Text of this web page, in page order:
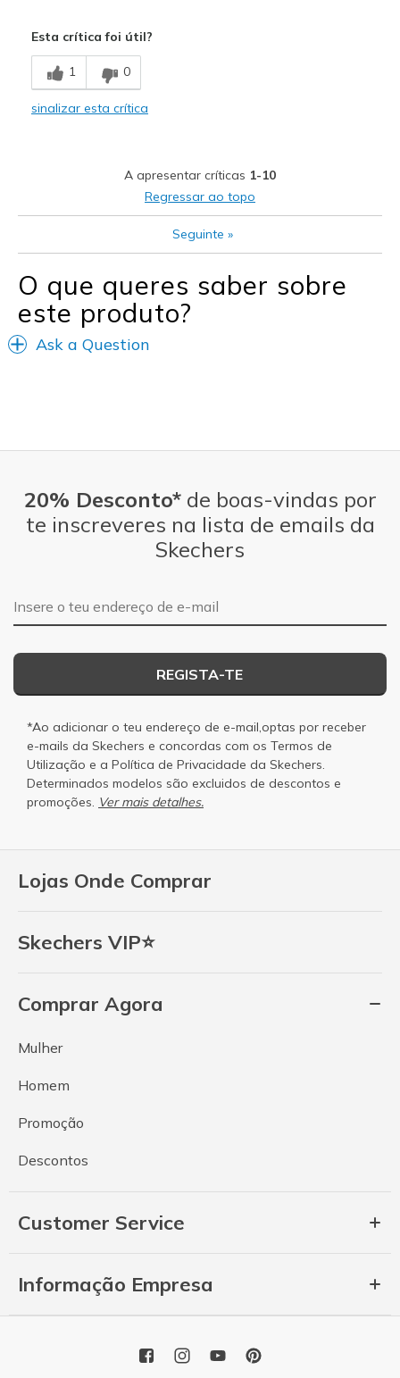
Stylish
Shoes are for Wearing
Esta crítica foi útil?
1 0
sinalizar esta crítica
A apresentar críticas 1-10
Regressar ao topo
Seguinte »
O que queres saber sobre
este produto?
Ask a Question
Lojas Onde Comprar
Skechers VIP⭐
Comprar Agora
Mulher
Homem
Promoção
Descontos
Customer Service
Informação Empresa
20% Desconto*de boas-vindas por
te inscreveres na lista de emails da
Skechers
Endereço de e-mail
REGISTA-TE
*Ao adicionar o teu endereço de e-mail,optas por receber
e-mails da Skechers e concordas com os Termos de
Utilização e a Política de Privacidade da Skechers.
Determinados modelos são excluidos de descontos e
promoções. Ver mais detalhes.